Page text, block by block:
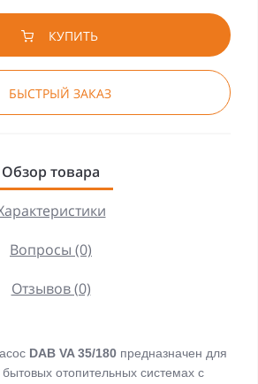
КУПИТЬ
БЫСТРЫЙ ЗАКАЗ
Обзор товара
Вопросы (0)
Отзывов (0)
DAB VA 35/180 предназначен для
отопительных системах с